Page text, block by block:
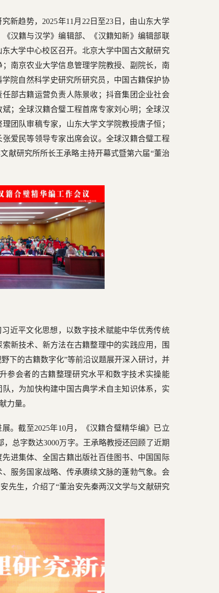
新趋势，2025年11月22日至23日，由山东大学
汉籍与汉学》编辑部、《汉籍知新》编辑部联
大学中心校区召开。北京大学中国古文献研究
南京农业大学信息管理学院教授、副院长，南
院自然科学史研究所研究员，中国古籍保护协
部古籍运营负责人陈景收；抖音集团企业社会
；全球汉籍合璧工程首席专家刘心明；全球汉
团队审稿专家，山东大学文学院教授唐子恒；
爱民等领导专家出席会议。全球汉籍合璧工程
献研究所所长王承略主持开幕式暨第六届“董治
近平文化思想，以数字技术赋能中华优秀传统
新技术、新方法在古籍整理中的实践应用，围
下的古籍数字化”等前沿议题展开深入研讨，并
参会者的古籍整理研究水平和数字技术实操能
，为加快构建中国古典学术自主知识体系，实
力量。
。截至2025年10月，《汉籍合璧精华编》已立
总字数达3000万字。王承略教授还回顾了近期
进集体、全国古籍出版社百佳图书、中国国际
服务国家战略、传承赓续文脉的蓬勃气象。会
先生，介绍了“董治安先秦两汉文学与文献研究